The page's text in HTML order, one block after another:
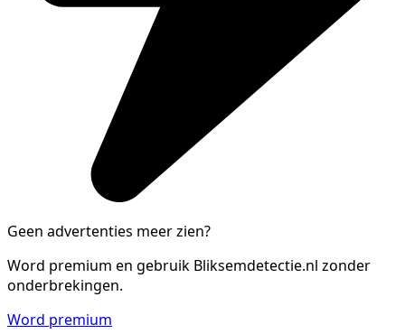
Geen advertenties meer zien?
Word premium en gebruik Bliksemdetectie.nl zonder
onderbrekingen.
Word premium